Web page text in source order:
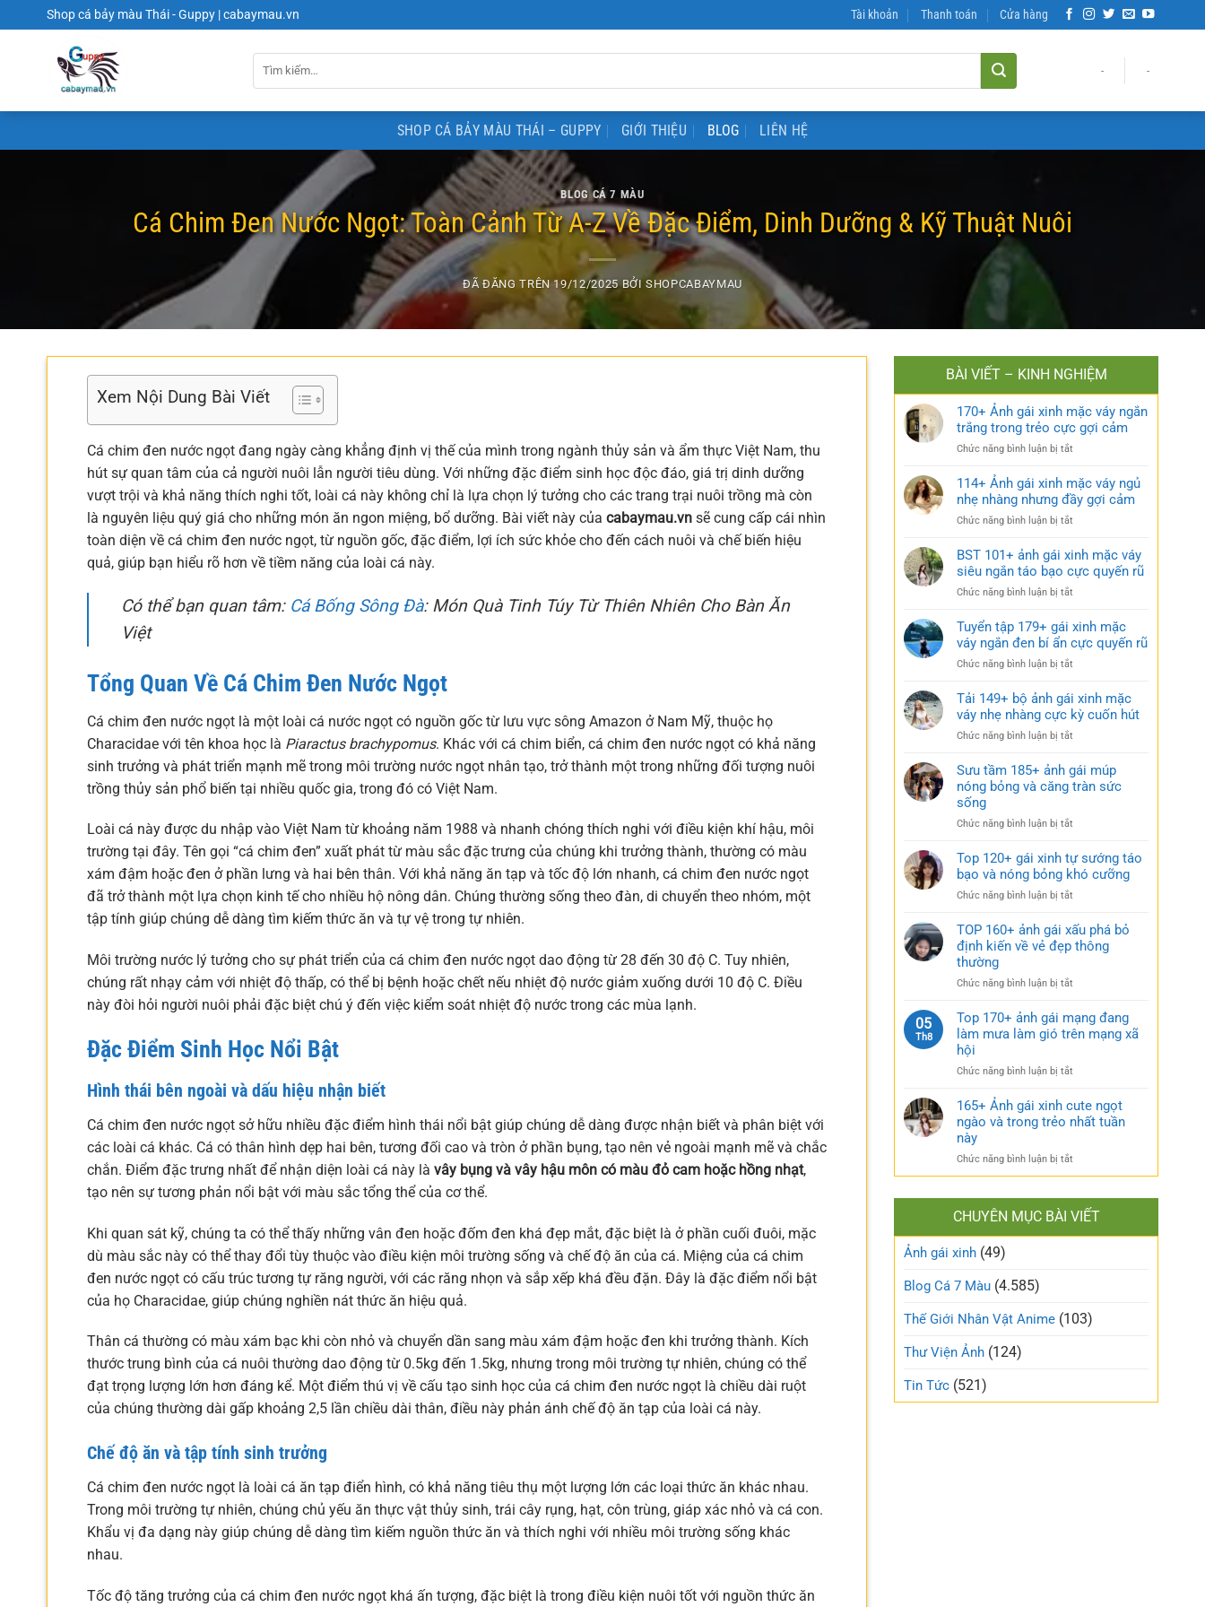
đến
Shop cá bảy màu Thái - Guppy | cabaymau.vn Tài khoản Thanh toán Cửa hàng
- -
SHOP CÁ BẢY MÀU THÁI – GUPPY GIỚI THIỆU BLOG LIÊN HỆ
BLOG CÁ 7 MÀU
Cá Chim Đen Nước Ngọt: Toàn Cảnh Từ A-Z Về Đặc Điểm, Dinh Dưỡng & Kỹ Thuật Nuôi
ĐÃ ĐĂNG TRÊN19/12/2025 BỞISHOPCABAYMAU
Xem Nội Dung Bài Viết
Cá chim đen nước ngọt đang ngày càng khẳng định vị thế của mình trong ngành thủy sản và ẩm thực Việt Nam, thu
hút sự quan tâm của cả người nuôi lẫn người tiêu dùng. Với những đặc điểm sinh học độc đáo, giá trị dinh dưỡng
vượt trội và khả năng thích nghi tốt, loài cá này không chỉ là lựa chọn lý tưởng cho các trang trại nuôi trồng mà còn
là nguyên liệu quý giá cho những món ăn ngon miệng, bổ dưỡng. Bài viết này của cabaymau.vn sẽ cung cấp cái nhìn
toàn diện về cá chim đen nước ngọt, từ nguồn gốc, đặc điểm, lợi ích sức khỏe cho đến cách nuôi và chế biến hiệu
quả, giúp bạn hiểu rõ hơn về tiềm năng của loài cá này.
Có thể bạn quan tâm: Cá Bống Sông Đà: Món Quà Tinh Túy Từ Thiên Nhiên Cho Bàn Ăn
Việt
Tổng Quan Về Cá Chim Đen Nước Ngọt
Cá chim đen nước ngọt là một loài cá nước ngọt có nguồn gốc từ lưu vực sông Amazon ở Nam Mỹ, thuộc họ
Characidae với tên khoa học là Piaractus brachypomus. Khác với cá chim biển, cá chim đen nước ngọt có khả năng
sinh trưởng và phát triển mạnh mẽ trong môi trường nước ngọt nhân tạo, trở thành một trong những đối tượng nuôi
trồng thủy sản phổ biến tại nhiều quốc gia, trong đó có Việt Nam.
Loài cá này được du nhập vào Việt Nam từ khoảng năm 1988 và nhanh chóng thích nghi với điều kiện khí hậu, môi
trường tại đây. Tên gọi “cá chim đen” xuất phát từ màu sắc đặc trưng của chúng khi trưởng thành, thường có màu
xám đậm hoặc đen ở phần lưng và hai bên thân. Với khả năng ăn tạp và tốc độ lớn nhanh, cá chim đen nước ngọt
đã trở thành một lựa chọn kinh tế cho nhiều hộ nông dân. Chúng thường sống theo đàn, di chuyển theo nhóm, một
tập tính giúp chúng dễ dàng tìm kiếm thức ăn và tự vệ trong tự nhiên.
Môi trường nước lý tưởng cho sự phát triển của cá chim đen nước ngọt dao động từ 28 đến 30 độ C. Tuy nhiên,
chúng rất nhạy cảm với nhiệt độ thấp, có thể bị bệnh hoặc chết nếu nhiệt độ nước giảm xuống dưới 10 độ C. Điều
này đòi hỏi người nuôi phải đặc biệt chú ý đến việc kiểm soát nhiệt độ nước trong các mùa lạnh.
Đặc Điểm Sinh Học Nổi Bật
Hình thái bên ngoài và dấu hiệu nhận biết
Cá chim đen nước ngọt sở hữu nhiều đặc điểm hình thái nổi bật giúp chúng dễ dàng được nhận biết và phân biệt với
các loài cá khác. Cá có thân hình dẹp hai bên, tương đối cao và tròn ở phần bụng, tạo nên vẻ ngoài mạnh mẽ và chắc
chắn. Điểm đặc trưng nhất để nhận diện loài cá này là vây bụng và vây hậu môn có màu đỏ cam hoặc hồng nhạt,
tạo nên sự tương phản nổi bật với màu sắc tổng thể của cơ thể.
Khi quan sát kỹ, chúng ta có thể thấy những vân đen hoặc đốm đen khá đẹp mắt, đặc biệt là ở phần cuối đuôi, mặc
dù màu sắc này có thể thay đổi tùy thuộc vào điều kiện môi trường sống và chế độ ăn của cá. Miệng của cá chim
đen nước ngọt có cấu trúc tương tự răng người, với các răng nhọn và sắp xếp khá đều đặn. Đây là đặc điểm nổi bật
của họ Characidae, giúp chúng nghiền nát thức ăn hiệu quả.
Thân cá thường có màu xám bạc khi còn nhỏ và chuyển dần sang màu xám đậm hoặc đen khi trưởng thành. Kích
thước trung bình của cá nuôi thường dao động từ 0.5kg đến 1.5kg, nhưng trong môi trường tự nhiên, chúng có thể
đạt trọng lượng lớn hơn đáng kể. Một điểm thú vị về cấu tạo sinh học của cá chim đen nước ngọt là chiều dài ruột
của chúng thường dài gấp khoảng 2,5 lần chiều dài thân, điều này phản ánh chế độ ăn tạp của loài cá này.
Chế độ ăn và tập tính sinh trưởng
Cá chim đen nước ngọt là loài cá ăn tạp điển hình, có khả năng tiêu thụ một lượng lớn các loại thức ăn khác nhau.
Trong môi trường tự nhiên, chúng chủ yếu ăn thực vật thủy sinh, trái cây rụng, hạt, côn trùng, giáp xác nhỏ và cá con.
Khẩu vị đa dạng này giúp chúng dễ dàng tìm kiếm nguồn thức ăn và thích nghi với nhiều môi trường sống khác
nhau.
Tốc độ tăng trưởng của cá chim đen nước ngọt khá ấn tượng, đặc biệt là trong điều kiện nuôi tốt với nguồn thức ăn
BÀI VIẾT – KINH NGHIỆM
170+ Ảnh gái xinh mặc váy ngắn
trắng trong trẻo cực gợi cảm
Chức năng bình luận bị tắt
Ảnh
gái
xinh
mặc
ngắn
trắng
gợi
cảm
114+ Ảnh gái xinh mặc váy ngủ
nhẹ nhàng nhưng đầy gợi cảm
Chức năng bình luận bị tắt
Ảnh
gái
xinh
mặc
ngủ
nhẹ
gợi
cảm
BST 101+ ảnh gái xinh mặc váy
siêu ngắn táo bạo cực quyến rũ
Chức năng bình luận bị tắt
101+
ảnh
gái
xinh
váy
siêu
cực
quyến
Tuyển tập 179+ gái xinh mặc
váy ngắn đen bí ẩn cực quyến rũ
Chức năng bình luận bị tắt
tập
179+
gái
xinh
váy
ngắn
ẩn
quyến
rũ
Tải 149+ bộ ảnh gái xinh mặc
váy nhẹ nhàng cực kỳ cuốn hút
Chức năng bình luận bị tắt
149+
bộ
xinh
váy
nhẹ
cực
cuốn
hút
Sưu tầm 185+ ảnh gái múp
nóng bỏng và căng tràn sức
sống
Chức năng bình luận bị tắt
tầm
185+
gái
nóng
bỏng
tràn
sống
Top 120+ gái xinh tự sướng táo
bạo và nóng bỏng khó cưỡng
Chức năng bình luận bị tắt
120+
gái
sướng
bạo
và
khó
TOP 160+ ảnh gái xấu phá bỏ
định kiến về vẻ đẹp thông
thường
Chức năng bình luận bị tắt
160+
ảnh
phá
định
kiến
đẹp
thông
thường
05
Th8
Top 170+ ảnh gái mạng đang
làm mưa làm gió trên mạng xã
hội
Chức năng bình luận bị tắt
170+
ảnh
đang
làm
làm
gió
trên
165+ Ảnh gái xinh cute ngọt
ngào và trong trẻo nhất tuần
này
Chức năng bình luận bị tắt
165+
xinh
cute
trẻo
nhất
CHUYÊN MỤC BÀI VIẾT
Ảnh gái xinh (49)
Blog Cá 7 Màu (4.585)
Thế Giới Nhân Vật Anime (103)
Thư Viện Ảnh (124)
Tin Tức (521)